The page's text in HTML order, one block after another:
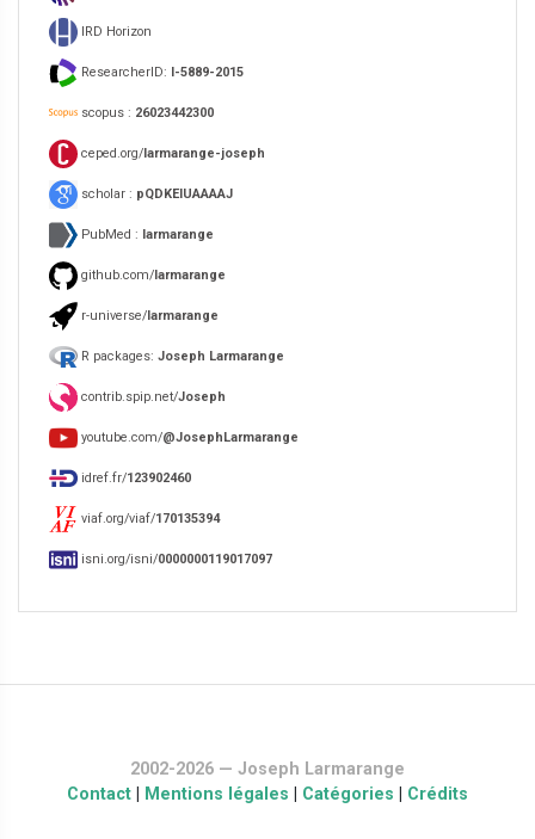
IRD Horizon
ResearcherID: I-5889-2015
scopus : 26023442300
ceped.org/larmarange-joseph
scholar : pQDKEIUAAAAJ
PubMed : larmarange
github.com/larmarange
r-universe/larmarange
R packages: Joseph Larmarange
contrib.spip.net/Joseph
youtube.com/@JosephLarmarange
idref.fr/123902460
viaf.org/viaf/170135394
isni.org/isni/0000000119017097
2002-2026 — Joseph Larmarange
Contact
Mentions légales Catégories Crédits